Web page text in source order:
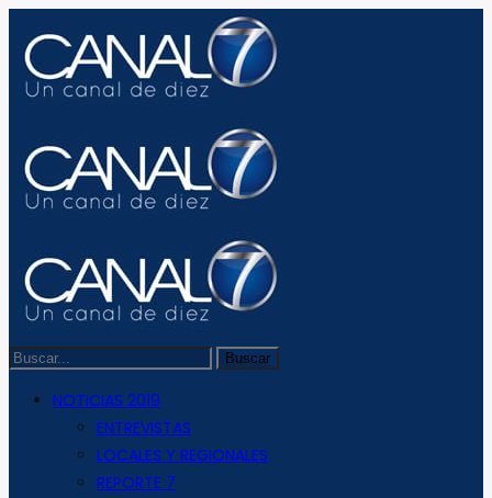
NOTICIAS 2019
ENTREVISTAS
LOCALES Y REGIONALES
REPORTE 7